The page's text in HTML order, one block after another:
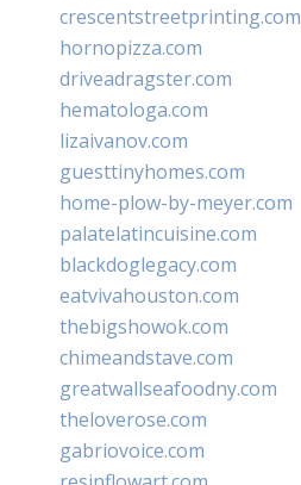
crescentstreetprinting.com
hornopizza.com
driveadragster.com
hematologa.com
lizaivanov.com
guesttinyhomes.com
home-plow-by-meyer.com
palatelatincuisine.com
blackdoglegacy.com
eatvivahouston.com
thebigshowok.com
chimeandstave.com
greatwallseafoodny.com
theloverose.com
gabriovoice.com